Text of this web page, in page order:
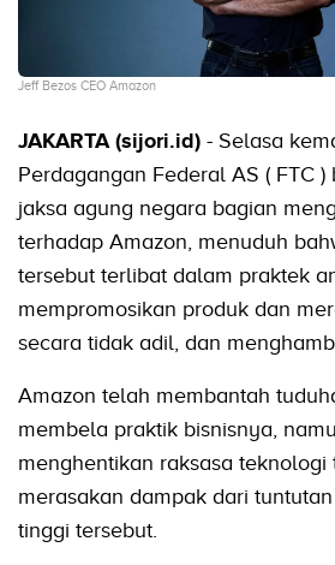
Jeff Bezos CEO Amazon
JAKARTA (sijori.id) - Selasa
Perdagangan Federal AS ( FTC )
jaksa agung negara bagian
terhadap Amazon, menuduh
tersebut terlibat dalam praktek
mempromosikan produk dan
secara tidak adil, dan
Amazon telah membantah
membela praktik bisnisnya,
menghentikan raksasa teknologi
merasakan dampak dari
tinggi tersebut.